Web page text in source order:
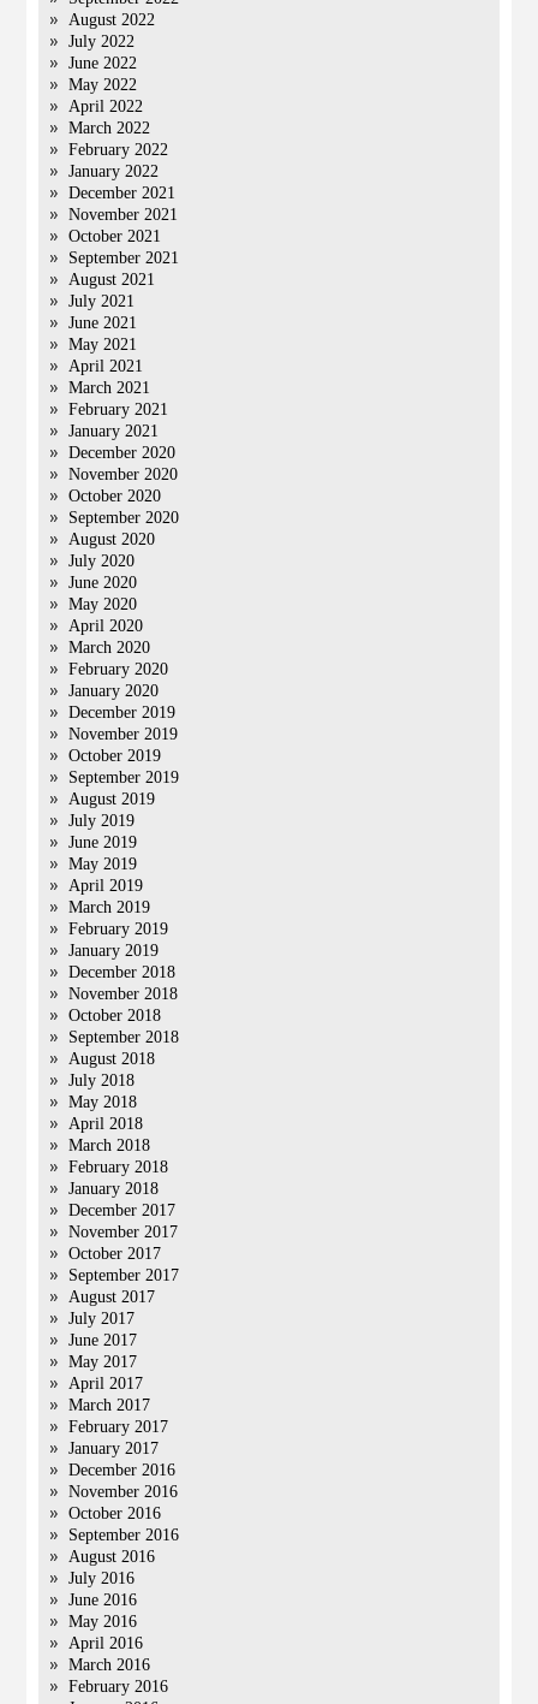
August 2022
July 2022
June 2022
May 2022
April 2022
March 2022
February 2022
January 2022
December 2021
November 2021
October 2021
September 2021
August 2021
July 2021
June 2021
May 2021
April 2021
March 2021
February 2021
January 2021
December 2020
November 2020
October 2020
September 2020
August 2020
July 2020
June 2020
May 2020
April 2020
March 2020
February 2020
January 2020
December 2019
November 2019
October 2019
September 2019
August 2019
July 2019
June 2019
May 2019
April 2019
March 2019
February 2019
January 2019
December 2018
November 2018
October 2018
September 2018
August 2018
July 2018
May 2018
April 2018
March 2018
February 2018
January 2018
December 2017
November 2017
October 2017
September 2017
August 2017
July 2017
June 2017
May 2017
April 2017
March 2017
February 2017
January 2017
December 2016
November 2016
October 2016
September 2016
August 2016
July 2016
June 2016
May 2016
April 2016
March 2016
February 2016